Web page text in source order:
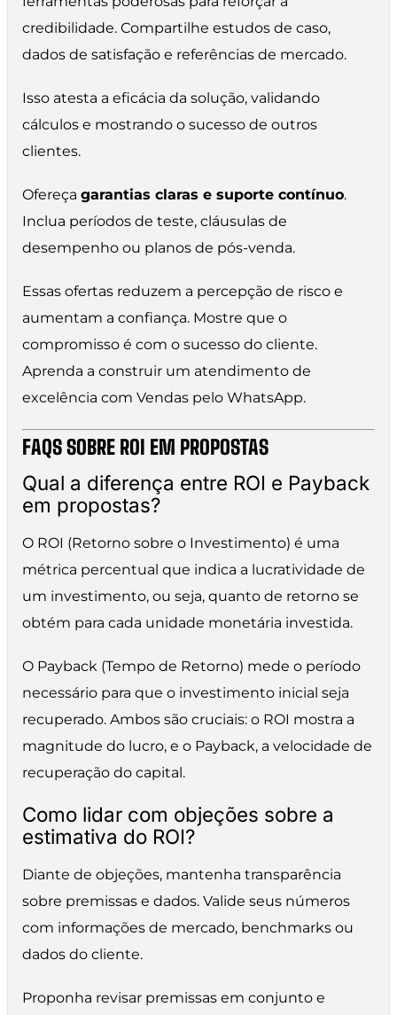
credibilidade. Compartilhe estudos de caso,
dados de satisfação e referências de mercado.
Isso atesta a eficácia da solução, validando
cálculos e mostrando o sucesso de outros
clientes.
Ofereça garantias claras e suporte contínuo.
Inclua períodos de teste, cláusulas de
desempenho ou planos de pós-venda.
Essas ofertas reduzem a percepção de risco e
aumentam a confiança. Mostre que o
compromisso é com o sucesso do cliente.
Aprenda a construir um atendimento de
excelência com Vendas pelo WhatsApp.
FAQS SOBRE ROI EM PROPOSTAS
Qual a diferença entre ROI e Payback
em propostas?
O ROI (Retorno sobre o Investimento) é uma
métrica percentual que indica a lucratividade de
um investimento, ou seja, quanto de retorno se
obtém para cada unidade monetária investida.
O Payback (Tempo de Retorno) mede o período
necessário para que o investimento inicial seja
recuperado. Ambos são cruciais: o ROI mostra a
magnitude do lucro, e o Payback, a velocidade de
recuperação do capital.
Como lidar com objeções sobre a
estimativa do ROI?
Diante de objeções, mantenha transparência
sobre premissas e dados. Valide seus números
com informações de mercado, benchmarks ou
dados do cliente.
Proponha revisar premissas em conjunto e